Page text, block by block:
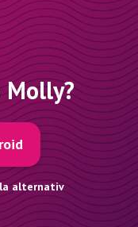
alternativ